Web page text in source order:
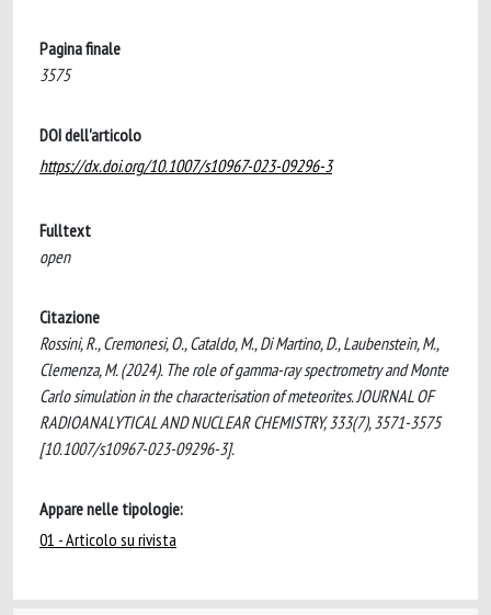
Pagina finale
3575
DOI dell'articolo
https://dx.doi.org/10.1007/s10967-023-09296-3
Fulltext
open
Citazione
Rossini, R., Cremonesi, O., Cataldo, M., Di Martino, D., Laubenstein, M.,
Clemenza, M. (2024). The role of gamma-ray spectrometry and Monte
Carlo simulation in the characterisation of meteorites. JOURNAL OF
RADIOANALYTICAL AND NUCLEAR CHEMISTRY, 333(7), 3571-3575
[10.1007/s10967-023-09296-3].
Appare nelle tipologie:
01 - Articolo su rivista